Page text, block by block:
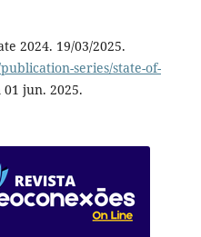
2024. 19/03/2025.
series/state-of-
01 jun. 2025.